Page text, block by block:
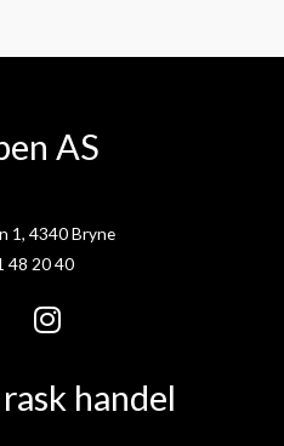
AS
1, 4340 Bryne
48 20 40
I
s handel